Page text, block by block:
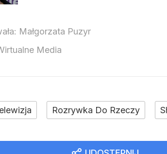
Małgorzata Puzyr
Media
Rozrywka Do Rzeczy